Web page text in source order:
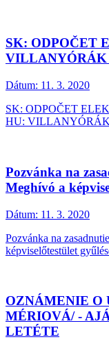
SK: ODPOČET
VILLANYÓRÁK
Dátum: 11. 3. 2020
SK: ODPOČET
HU:
Pozvánka na
Meghívó a
Dátum: 11. 3. 2020
Pozvánka na
képviselőtestület
OZNÁMENIE
MÉRIOVÁ/ -
LETÉTE